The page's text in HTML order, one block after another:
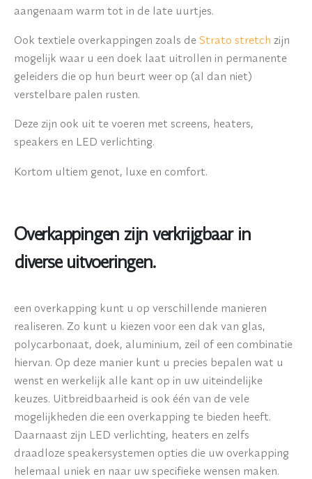
aangenaam warm tot in de late uurtjes.
Ook textiele overkappingen zoals de Strato stretch zijn
mogelijk waar u een doek laat uitrollen in permanente
geleiders die op hun beurt weer op (al dan niet)
verstelbare palen rusten.
Deze zijn ook uit te voeren met screens, heaters,
speakers en LED verlichting.
Kortom ultiem genot, luxe en comfort.
Overkappingen zijn verkrijgbaar in
diverse uitvoeringen.
een overkapping kunt u op verschillende manieren
realiseren. Zo kunt u kiezen voor een dak van glas,
polycarbonaat, doek, aluminium, zeil of een combinatie
hiervan. Op deze manier kunt u precies bepalen wat u
wenst en werkelijk alle kant op in uw uiteindelijke
keuzes. Uitbreidbaarheid is ook één van de vele
mogelijkheden die een overkapping te bieden heeft.
Daarnaast zijn LED verlichting, heaters en zelfs
draadloze speakersystemen opties die uw overkapping
helemaal uniek en naar uw specifieke wensen maken.